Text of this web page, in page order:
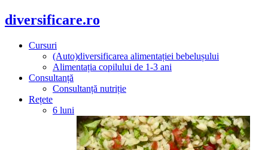
diversificare.ro
Cursuri
(Auto)diversificarea alimentației bebelușului
Alimentația copilului de 1-3 ani
Consultanță
Consultanță nutriție
Rețete
6 luni